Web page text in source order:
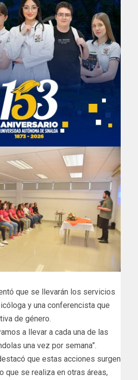
que se llevarán los servicios
y una conferencista que
de género.
a llevar a cada una de las
una vez por semana”.
que estas acciones surgen
que se realiza en otras áreas,